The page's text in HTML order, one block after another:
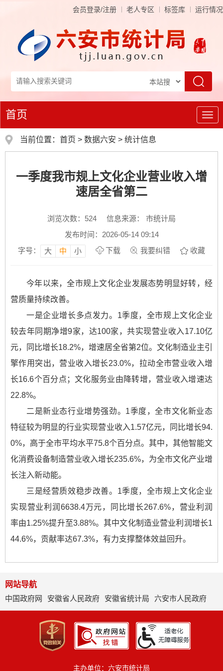
会员登录/注册 老人专区 标签库 运行情况
导
航
首页
当前位置： 首页 > 数据六安 > 统计信息
一季度我市规上文化企业营业收入增
速居全省第二
浏览次数： 524
信息来源： 市统计局
发布时间：2026-05-14 09:14
字号：
大 中 小 下载 我要纠错 收藏
今年以来，全市规上文化企业发展态势明显好转，经
营质量持续改善。
一是企业增长多点发力。1季度，全市规上文化企业
较去年同期净增9家，达100家，共实现营业收入17.10亿
元，同比增长18.2%，增速居全省第2位。文化制造业主引
擎作用突出，营业收入增长23.0%，拉动全市营业收入增
长16.6个百分点；文化服务业由降转增，营业收入增速达
22.8%。
二是新业态行业增势强劲。1季度，全市文化新业态
特征较为明显的行业实现营业收入1.57亿元，同比增长94.
0%，高于全市平均水平75.8个百分点。其中，其他智能文
化消费设备制造营业收入增长235.6%，为全市文化产业增
长注入新动能。
三是经营质效稳步改善。1季度，全市规上文化企业
实现营业利润6638.4万元，同比增长267.6%，营业利润
率由1.25%提升至3.88%。其中文化制造业营业利润增长1
44.6%，贡献率达67.3%，有力支撑整体效益回升。
网站导航
中国政府网
安徽省人民政府 安徽省统计局 六安市人民政府
主办单位：六安市统计局